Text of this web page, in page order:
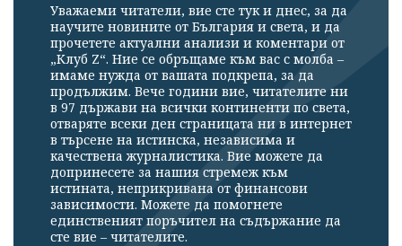
Уважаеми читатели, вие сте тук и днес, за да
научите новините от България и света, и да
прочетете актуални анализи и коментари от
„Клуб Z“. Ние се обръщаме към вас с молба –
имаме нужда от вашата подкрепа, за да
продължим. Вече години вие, читателите ни
в 97 държави на всички континенти по света,
отваряте всеки ден страницата ни в интернет
в търсене на истинска, независима и
качествена журналистика. Вие можете да
допринесете за нашия стремеж към
истината, неприкривана от финансови
зависимости. Можете да помогнете
единственият поръчител на съдържание да
сте вие – читателите.